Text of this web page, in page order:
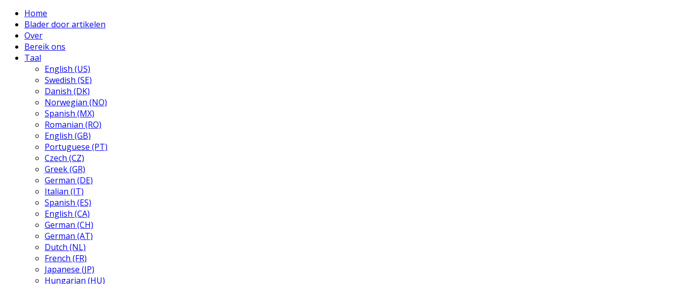
Home
Blader door artikelen
Over
Bereik ons
Taal
English (US)
Swedish (SE)
Danish (DK)
Norwegian (NO)
Spanish (MX)
Romanian (RO)
English (GB)
Portuguese (PT)
Czech (CZ)
Greek (GR)
German (DE)
Italian (IT)
Spanish (ES)
English (CA)
German (CH)
German (AT)
Dutch (NL)
French (FR)
Japanese (JP)
Hungarian (HU)